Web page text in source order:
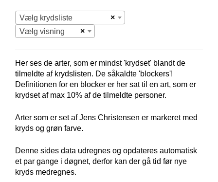
×
Vælg krydsliste
×
Vælg visning
Her ses de arter, som er mindst 'krydset' blandt de
tilmeldte af krydslisten. De såkaldte 'blockers'!
Definitionen for en blocker er her sat til en art, som er
krydset af max 10% af de tilmeldte personer.
Arter som er set af Jens Christensen er markeret med
kryds og grøn farve.
Denne sides data udregnes og opdateres automatisk
et par gange i døgnet, derfor kan der gå tid før nye
kryds medregnes.